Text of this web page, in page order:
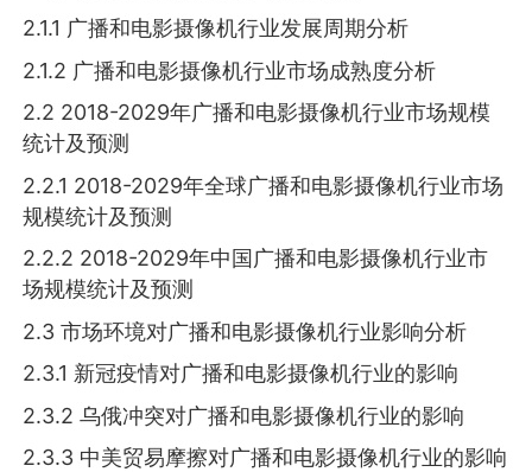
2.1.1 广播和电影摄像机行业发展周期分析
2.1.2 广播和电影摄像机行业市场成熟度分析
2.2 2018-2029年广播和电影摄像机行业市场规模
统计及预测
2.2.1 2018-2029年全球广播和电影摄像机行业市场
规模统计及预测
2.2.2 2018-2029年中国广播和电影摄像机行业市
场规模统计及预测
2.3 市场环境对广播和电影摄像机行业影响分析
2.3.1 新冠疫情对广播和电影摄像机行业的影响
2.3.2 乌俄冲突对广播和电影摄像机行业的影响
2.3.3 中美贸易摩擦对广播和电影摄像机行业的影响